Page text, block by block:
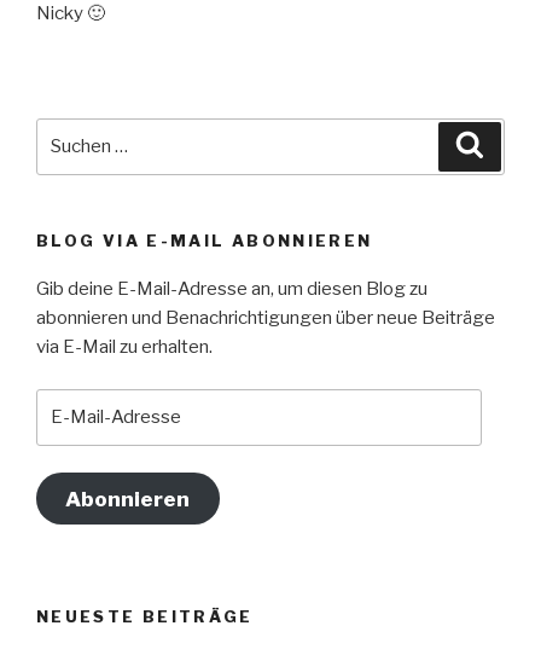
Nicky 🙂
BLOG VIA E-MAIL ABONNIEREN
Gib deine E-Mail-Adresse an, um diesen Blog zu
abonnieren und Benachrichtigungen über neue Beiträge
via E-Mail zu erhalten.
Abonnieren
NEUESTE BEITRÄGE